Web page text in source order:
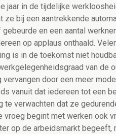
jaar in de tijdelijke
bij een aantrekkende
en een aantal
op applaus onthaald.
is in de toekomst niet
van de
door een meer
vanuit dat iedereen tot een
verwachten dat ze
begint met werken ook
op de arbeidsmarkt begeeft,